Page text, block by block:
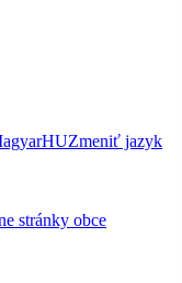
HUZmeniť jazyk
stránky obce